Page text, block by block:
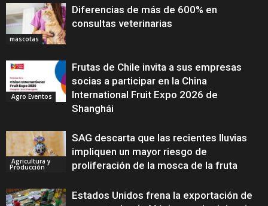
mascotas
Diferencias de más de 600% en
consultas veterinarias
Agro Eventos
Frutas de Chile invita a sus empresas
socias a participar en la China
International Fruit Expo 2026 de
Shanghái
Agricultura y
Producción
SAG descarta que las recientes lluvias
impliquen un mayor riesgo de
proliferación de la mosca de la fruta
Estados Unidos frena la exportación de